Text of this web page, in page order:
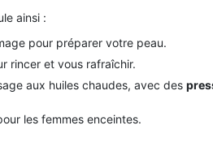
ainsi :
pour préparer votre peau.
rincer et vous rafraîchir.
aux huiles chaudes, avec des
les femmes enceintes.